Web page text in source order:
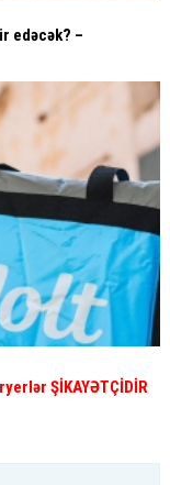
edəcək? –
ŞİKAYƏTÇİDİR